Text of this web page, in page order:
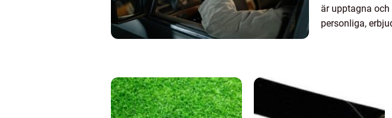
är upptagna
personliga,